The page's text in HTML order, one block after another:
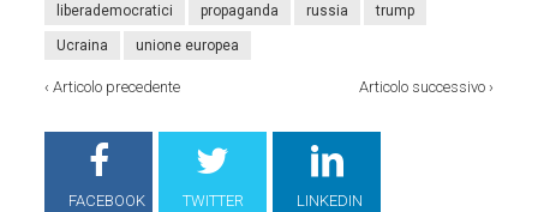
liberademocratici propaganda russia trump
Ucraina unione europea
‹Articolo precedente Articolo successivo›
FACEBOOK TWITTER LINKEDIN